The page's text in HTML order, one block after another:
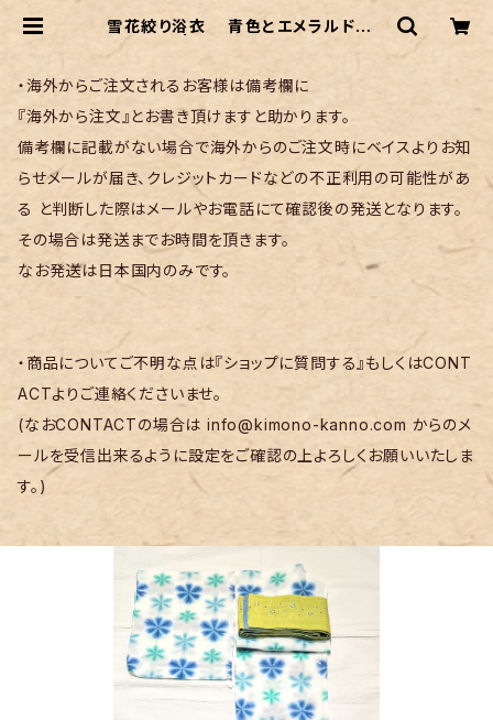
雪花絞り浴衣 青色とエメラルドグリ
・海外からご注文されるお客様は備考欄に
『海外から注文』とお書き頂けますと助かります。
備考欄に記載がない場合で海外からのご注文時にベイスよりお知
らせメールが届き、クレジットカードなどの不正利用の可能性があ
る と判断した際はメールやお電話にて確認後の発送となります。
その場合は発送までお時間を頂きます。
なお発送は日本国内のみです。
・商品についてご不明な点は『ショップに質問する』もしくはCONT
ACTよりご連絡くださいませ。
(なおCONTACTの場合はinfo@kimono-kanno.com からのメ
ールを受信出来るように設定をご確認の上よろしくお願いいたしま
す。)